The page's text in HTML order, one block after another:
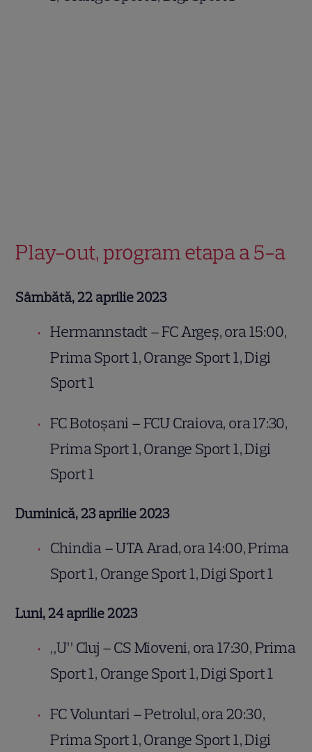
Play-out, program etapa a 5-a
Sâmbătă, 22 aprilie 2023
Hermannstadt – FC Argeș, ora 15:00,
Prima Sport 1, Orange Sport 1, Digi
Sport 1
FC Botoșani – FCU Craiova, ora 17:30,
Prima Sport 1, Orange Sport 1, Digi
Sport 1
Duminică, 23 aprilie 2023
Chindia – UTA Arad, ora 14:00, Prima
Sport 1, Orange Sport 1, Digi Sport 1
Luni, 24 aprilie 2023
„U” Cluj – CS Mioveni, ora 17:30, Prima
Sport 1, Orange Sport 1, Digi Sport 1
FC Voluntari – Petrolul, ora 20:30,
Prima Sport 1, Orange Sport 1, Digi